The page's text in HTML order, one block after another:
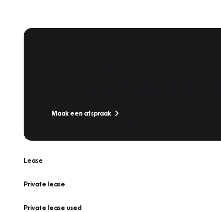
Maak een afspraak
Lease
Private lease
Private lease used